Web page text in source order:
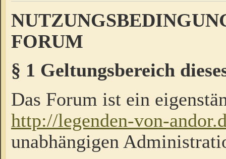
FORUM
§ 1 Geltungsbereich
Das Forum ist ein
http://legenden-von-
unabhängigen